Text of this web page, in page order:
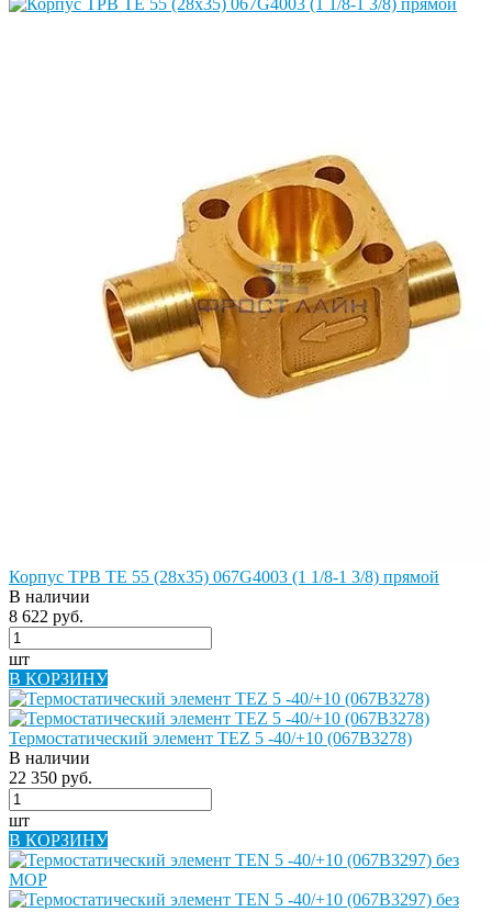
Корпус ТРВ TE 55 (28х35) 067G4003 (1 1/8-1 3/8) прямой
В наличии
8 622 руб.
шт
В КОРЗИНУ
Термостатический элемент TEZ 5 -40/+10 (067B3278)
В наличии
22 350 руб.
шт
В КОРЗИНУ